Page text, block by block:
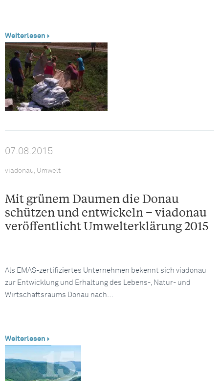
Weiterlesen
07.08.2015
viadonau, Umwelt
Mit grünem Daumen die Donau
schützen und entwickeln – viadonau
veröffentlicht Umwelterklärung 2015
Als EMAS-zertifiziertes Unternehmen bekennt sich viadonau
zur Entwicklung und Erhaltung des Lebens-, Natur- und
Wirtschaftsraums Donau nach…
Weiterlesen